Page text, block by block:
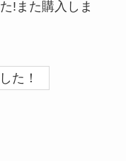
!また購入しま
た！